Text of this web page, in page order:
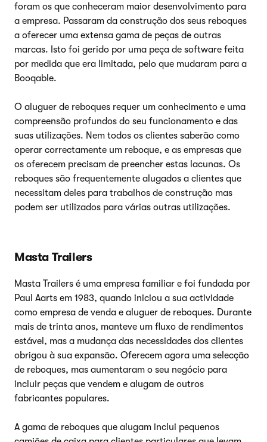
foram os que conheceram maior desenvolvimento para
a empresa. Passaram da construção dos seus reboques
a oferecer uma extensa gama de peças de outras
marcas. Isto foi gerido por uma peça de software feita
por medida que era limitada, pelo que mudaram para a
Booqable.
O aluguer de reboques requer um conhecimento e uma
compreensão profundos do seu funcionamento e das
suas utilizações. Nem todos os clientes saberão como
operar correctamente um reboque, e as empresas que
os oferecem precisam de preencher estas lacunas. Os
reboques são frequentemente alugados a clientes que
necessitam deles para trabalhos de construção mas
podem ser utilizados para várias outras utilizações.
Masta Trailers
Masta Trailers é uma empresa familiar e foi fundada por
Paul Aarts em 1983, quando iniciou a sua actividade
como empresa de venda e aluguer de reboques. Durante
mais de trinta anos, manteve um fluxo de rendimentos
estável, mas a mudança das necessidades dos clientes
obrigou à sua expansão. Oferecem agora uma selecção
de reboques, mas aumentaram o seu negócio para
incluir peças que vendem e alugam de outros
fabricantes populares.
A gama de reboques que alugam inclui pequenos